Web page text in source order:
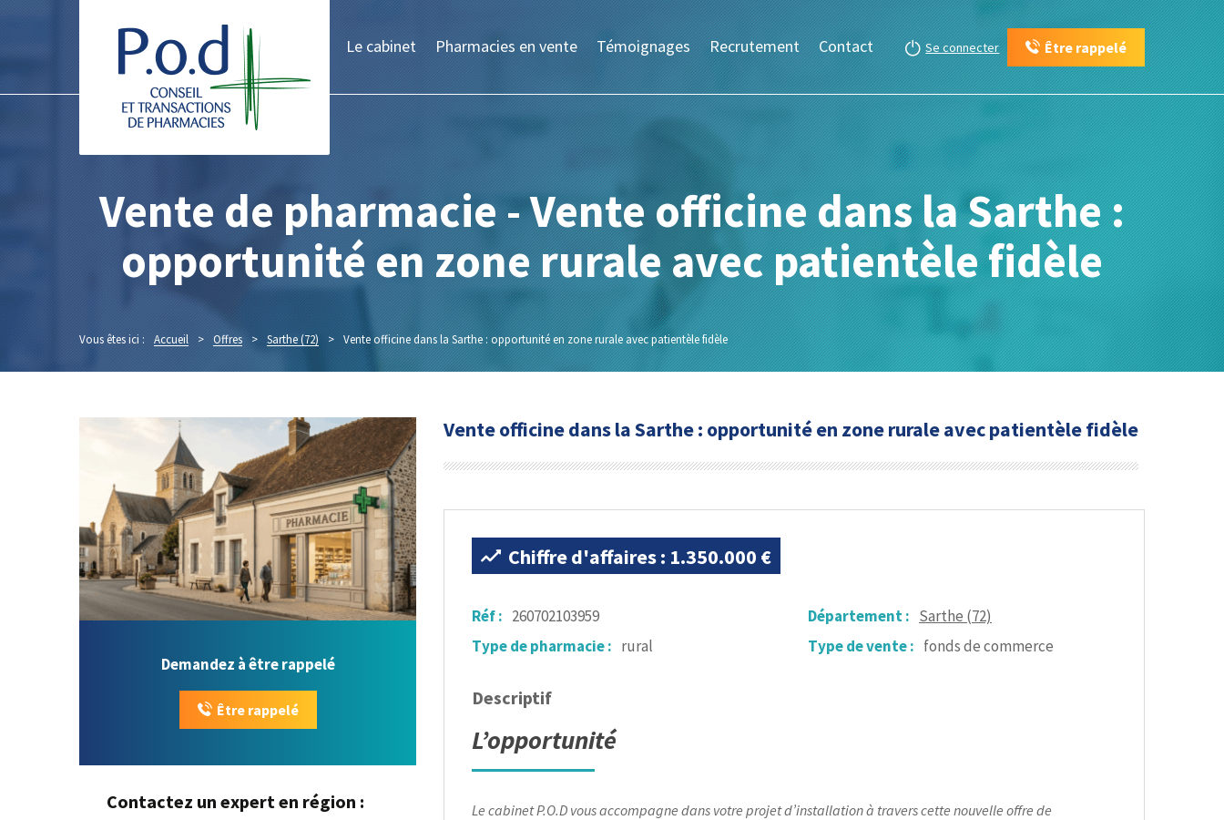
Le cabinet Pharmacies en vente Témoignages Recrutement Contact Se connecter Être rappelé
Vente de pharmacie - Vente officine dans la Sarthe :
opportunité en zone rurale avec patientèle fidèle
Vous êtes ici : Accueil > Offres > Sarthe (72) > Vente officine dans la Sarthe : opportunité en zone rurale avec patientèle fidèle
Demandez à être rappelé
Être rappelé
Contactez un expert en région :
Vente officine dans la Sarthe : opportunité en zone rurale avec patientèle fidèle
Chiffre d'affaires : 1.350.000 €
Réf : 260702103959 Département : Sarthe (72)
Type de pharmacie : rural Type de vente : fonds de commerce
Descriptif
L’opportunité
Le cabinet P.O.D vous accompagne dans votre projet d’installation à travers cette nouvelle offre de